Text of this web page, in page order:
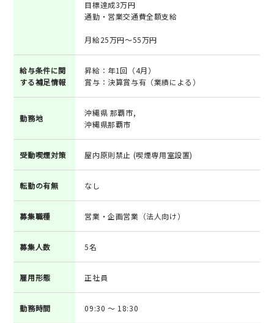
目標達成3万円
通勤・営業交通費全額支給
月給25万円～55万円
給与条件に関
する補足情報
昇給：年1回（4月）
賞与：決算賞与有（業績による）
勤務地
沖縄県 那覇市,
沖縄県那覇市
受動喫煙対策 屋内原則禁止 (喫煙専用室設置)
転勤の有無 なし
募集職種 営業・企画営業（法人向け）
募集人数 5名
雇用形態 正社員
勤務時間 09:30 ～ 18:30